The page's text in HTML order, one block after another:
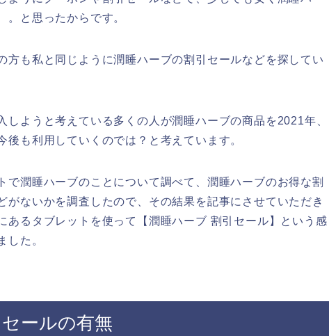
。と思ったからです。
方も私と同じように潤睡ハーブの割引セールなどを探してい
しようと考えている多くの人が潤睡ハーブの商品を2021年、
も利用していくのでは？と考えています。
で潤睡ハーブのことについて調べて、潤睡ハーブのお得な割
がないかを調査したので、その結果を記事にさせていただき
あるタブレットを使って【潤睡ハーブ 割引セール】という感
した。
ールの有無